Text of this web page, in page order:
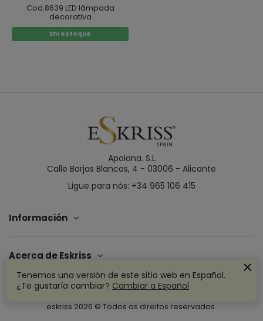
Cod.8639 LED lâmpada
decorativa
Em estoque
Apolana. S.L
Calle Borjas Blancas, 4 - 03006 - Alicante
Ligue para nós: +34 965 106 415
Información
Acerca de Eskriss
eskriss 2026 © Todos os direitos reservados.
Tenemos una versión de este sitio web en Español.
¿Te gustaría cambiar? Cambiar a Español